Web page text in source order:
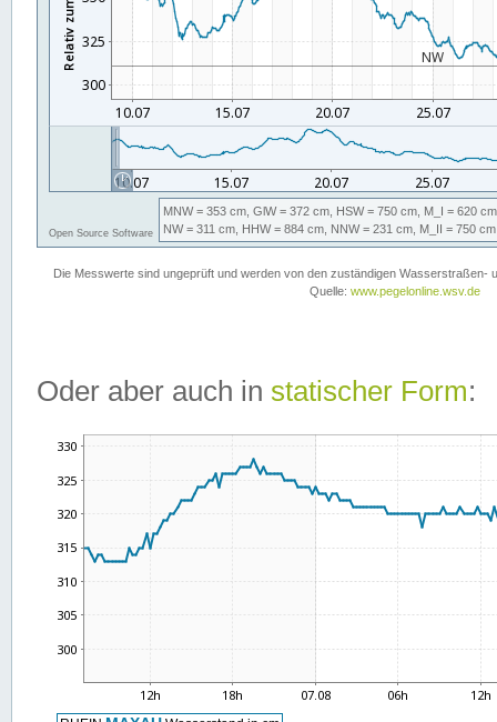
Oder aber auch in statischer Form: